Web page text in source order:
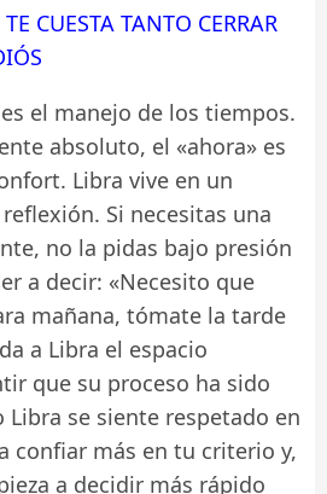
CUESTA TANTO CERRAR
el manejo de los tiempos.
absoluto, el «ahora» es
Libra vive en un
Si necesitas una
no la pidas bajo presión
a decir: «Necesito que
mañana, tómate la tarde
a Libra el espacio
que su proceso ha sido
Libra se siente respetado en
confiar más en tu criterio y,
a decidir más rápido